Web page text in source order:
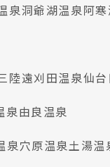
泉洞爺湖温泉阿
陸遠刈田温泉仙
泉由良温泉
泉穴原温泉土湯温